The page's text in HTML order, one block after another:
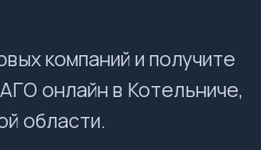
компаний и получите
онлайн в Котельниче,
области.